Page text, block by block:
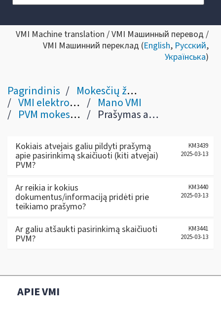
VMI Machine translation / VMI Машинный перевод /
VMI Машинний переклад (English, Русский,
Українська)
Pagrindinis Mokesčių žinynas
VMI elektroninės sistemos Mano VMI
PVM mokestis ir registravimas Prašymas apie pasirinkimą skaičiuoti (kiti atvejai) PVM
Kokiais atvejais galiu pildyti prašymą
apie pasirinkimą skaičiuoti (kiti atvejai)
PVM?
KM3439
2025-03-13
Ar reikia ir kokius
dokumentus/informaciją pridėti prie
teikiamo prašymo?
KM3440
2025-03-13
Ar galiu atšaukti pasirinkimą skaičiuoti
PVM?
KM3441
2025-03-13
APIE VMI